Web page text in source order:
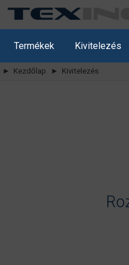
Termékek Kivitelezés
► Kezdőlap ► Kivitelezés